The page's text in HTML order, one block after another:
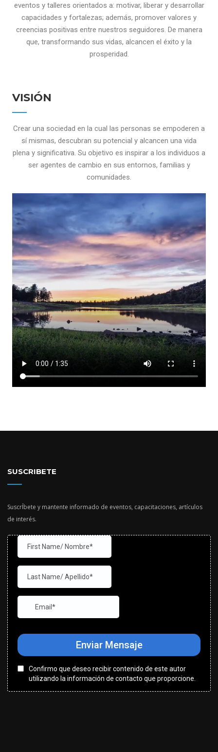
eventos y talleres orientados a: motivar, liberar y desarrollar
capacidades y fortalezas; además, promover valores y
creencias positivas entre nuestros seguidores. De manera
que, transformando sus vidas, alcancen el éxito y la
prosperidad.
VISIÓN
Crear una sociedad en la cual las personas se empoderen a
sí mismas, descubran su potencial y alcancen una vida
plena y significativa. Su objetivo es inspirar a los individuos a
ser agentes de cambio en sus entornos, familias y
comunidades.
SUSCRIBETE
SuscrÍbete y mantente informado de eventos, capacitaciones, artículos
de interés.